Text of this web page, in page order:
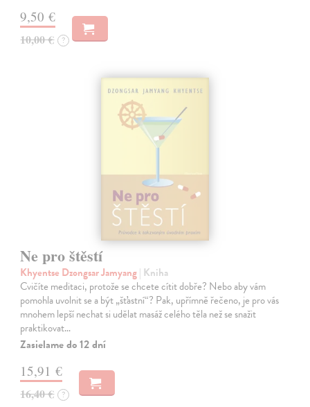
9,50 €
10,00 € ?
Ne pro štěstí
Khyentse Dzongsar Jamyang| Kniha
Cvičíte meditaci, protože se chcete cítit dobře? Nebo aby vám
pomohla uvolnit se a být „šťastní“? Pak, upřímně řečeno, je pro vás
mnohem lepší nechat si udělat masáž celého těla než se snažit
praktikovat…
Zasielame do 12 dní
15,91 €
16,40 € ?